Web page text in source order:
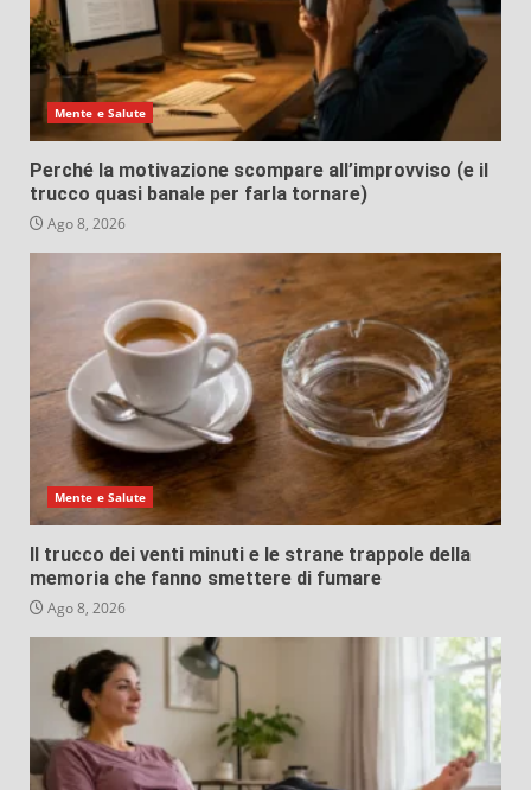
Mente e Salute
Perché la motivazione scompare all’improvviso (e il
trucco quasi banale per farla tornare)
Ago 8, 2026
Mente e Salute
Il trucco dei venti minuti e le strane trappole della
memoria che fanno smettere di fumare
Ago 8, 2026